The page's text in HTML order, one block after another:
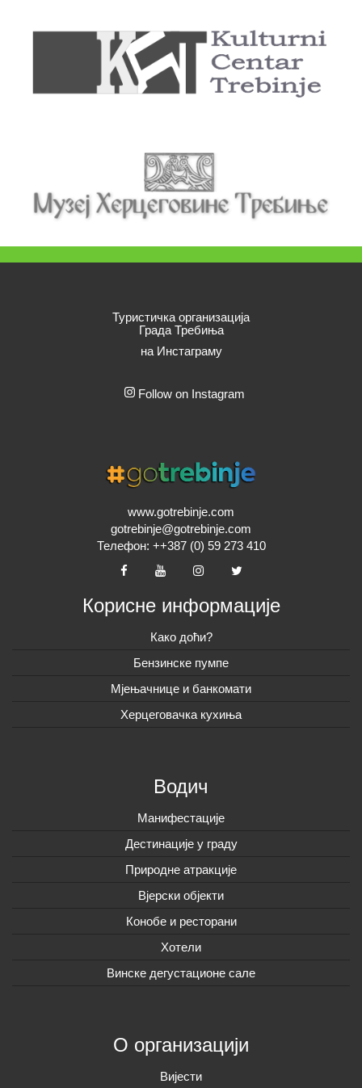
Туристичка организација
Града Требиња
на Инстаграму
Follow on Instagram
www.gotrebinje.com
gotrebinje@gotrebinje.com
Телефон: ++387 (0) 59 273 410
Корисне информације
Како доћи?
Бензинске пумпе
Мјењачнице и банкомати
Херцеговачка кухиња
Водич
Манифестације
Дестинације у граду
Природне атракције
Вјерски објекти
Конобе и ресторани
Хотели
Винске дегустационе сале
О организацији
Вијeсти